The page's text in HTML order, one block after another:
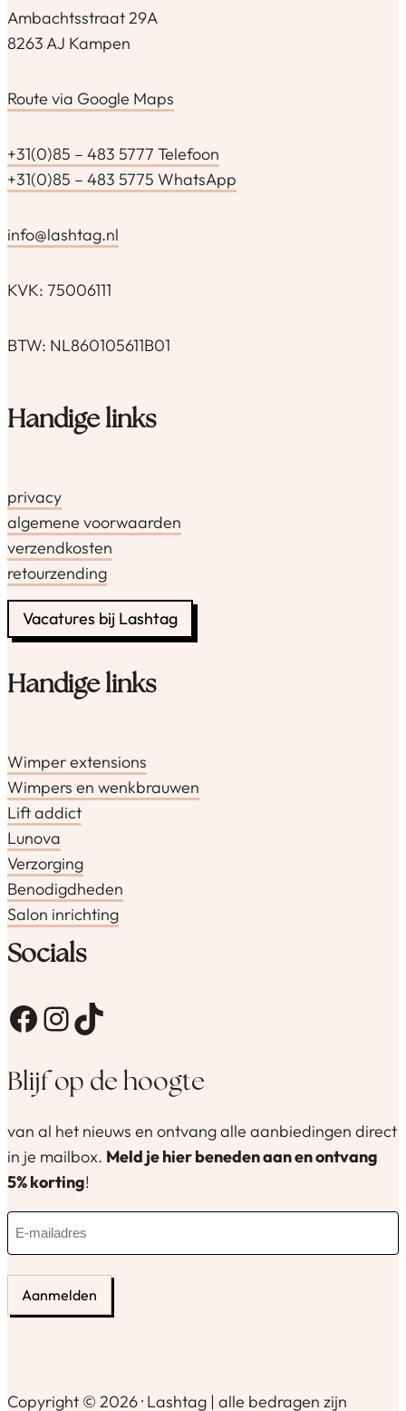
Ambachtsstraat 29A
8263 AJ Kampen
Route via Google Maps
+31(0)85 – 483 5777 Telefoon
+31(0)85 – 483 5775 WhatsApp
info@lashtag.nl
KVK: 75006111
BTW: NL860105611B01
Handige links
privacy
algemene voorwaarden
verzendkosten
retourzending
Vacatures bij Lashtag
Handige links
Wimper extensions
Wimpers en wenkbrauwen
Lift addict
Lunova
Verzorging
Benodigdheden
Salon inrichting
Socials
Facebook InstagramTikTok
Blijf op de hoogte
van al het nieuws en ontvang alle aanbiedingen direct
in je mailbox. Meld je hier beneden aan en ontvang
5% korting!
i
r
Copyright © 2026 · Lashtag | alle bedragen zijn